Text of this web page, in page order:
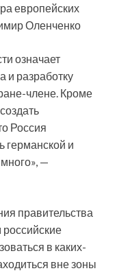
европейских
Оленченко
означает
и разработку
члене. Кроме
Россия
германской и
—
правительства
в каких-
вне зоны